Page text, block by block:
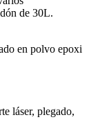
de 30L.
en polvo epoxi
láser, plegado,